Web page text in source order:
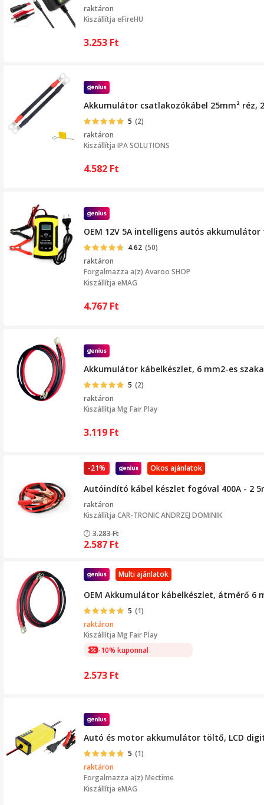
raktáron
Kiszállítja eFireHU
3.253 Ft
Akkumulátor csatlakozókábel 25mm²
5 (2)
raktáron
Kiszállítja IPA SOLUTIONS
4.582 Ft
OEM 12V 5A intelligens autós
4.62 (50)
raktáron
Forgalmazza a(z) Avaroo SHOP
Kiszállítja eMAG
4.767 Ft
Akkumulátor kábelkészlet, 6 mm2-es
5 (2)
raktáron
Kiszállítja Mg Fair Play
3.119 Ft
Okos ajánlatok
-21%
Autóindító kábel készlet fogóval 400A - 2
raktáron
Kiszállítja CAR-TRONIC ANDRZEJ DOMINIK
3.283Ft
2.587 Ft
Multi ajánlatok
OEM Akkumulátor kábelkészlet, átmérő 6
5 (1)
raktáron
Kiszállítja Mg Fair Play
-10% kuponnal
2.573 Ft
Autó és motor akkumulátor töltő, LCD
5 (1)
raktáron
Forgalmazza a(z) Mectime
Kiszállítja eMAG